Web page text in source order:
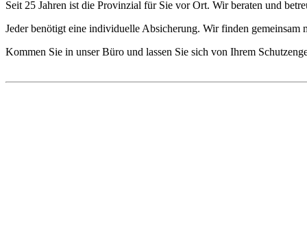
Seit 25 Jahren ist die Provinzial für Sie vor Ort. Wir beraten und
Jeder benötigt eine individuelle Absicherung. Wir finden
Kommen Sie in unser Büro und lassen Sie sich von Ihrem